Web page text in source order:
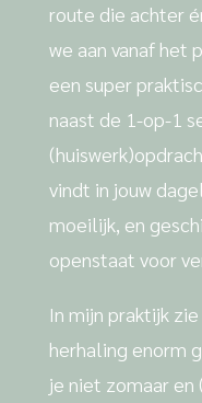
route die achter
we aan vanaf het
een super
naast de 1-op-1
vindt in jouw
moeilijk, en
openstaat voor
In mijn praktijk
herhaling enorm
je niet zomaar